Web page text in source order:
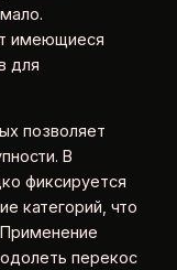
имеющиеся
для
позволяет
В
фиксируется
категорий, что
перекос